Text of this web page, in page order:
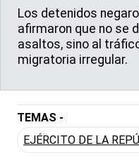
Los detenidos
afirmaron que no se
asaltos, sino al
migratoria irregular.
TEMAS -
EJÉRCITO DE LA